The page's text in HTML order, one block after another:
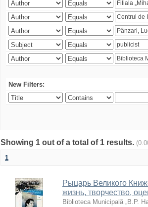
New Filters:
Showing 1 out of a total of 1 results.
1
Рыцарь Великого
жизнь, творчество,
Biblioteca Municipală „B.P.